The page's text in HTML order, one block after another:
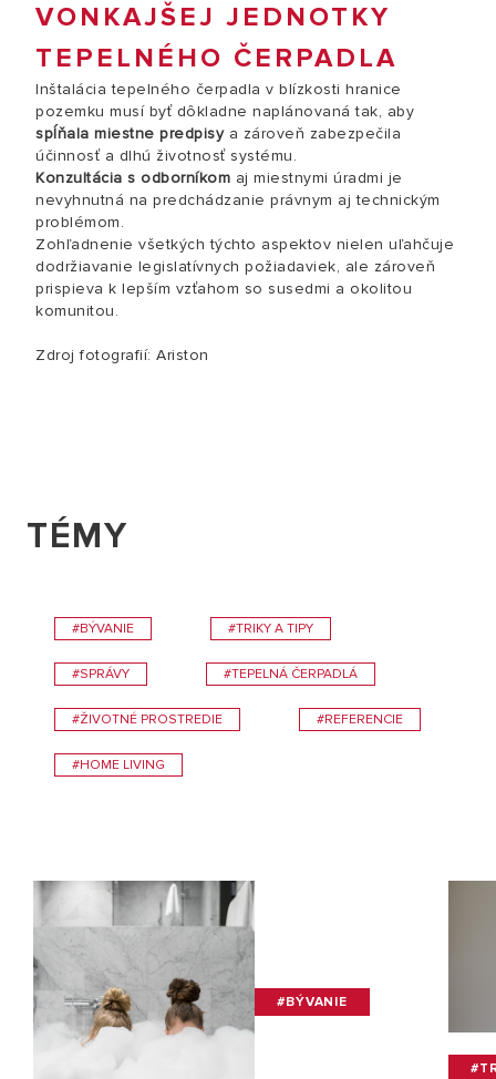
VONKAJŠEJ JEDNOTKY
TEPELNÉHO ČERPADLA
Inštalácia tepelného čerpadla v blízkosti hranice
pozemku musí byť dôkladne naplánovaná tak, aby
spĺňala miestne predpisy a zároveň zabezpečila
účinnosť a dlhú životnosť systému.
Konzultácia s odborníkom aj miestnymi úradmi je
nevyhnutná na predchádzanie právnym aj technickým
problémom.
Zohľadnenie všetkých týchto aspektov nielen uľahčuje
dodržiavanie legislatívnych požiadaviek, ale zároveň
prispieva k lepším vzťahom so susedmi a okolitou
komunitou.
Zdroj fotografií: Ariston
TÉMY
#BÝVANIE #TRIKY A TIPY
#SPRÁVY #TEPELNÁ ČERPADLÁ
#ŽIVOTNÉ PROSTREDIE #REFERENCIE
#HOME LIVING
#BÝVANIE